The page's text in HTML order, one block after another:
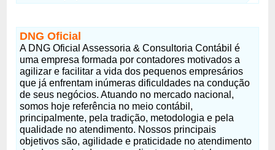
DNG Oficial
A DNG Oficial Assessoria & Consultoria Contábil é
uma empresa formada por contadores motivados a
agilizar e facilitar a vida dos pequenos empresários
que já enfrentam inúmeras dificuldades na condução
de seus negócios. Atuando no mercado nacional,
somos hoje referência no meio contábil,
principalmente, pela tradição, metodologia e pela
qualidade no atendimento. Nossos principais
objetivos são, agilidade e praticidade no atendimento